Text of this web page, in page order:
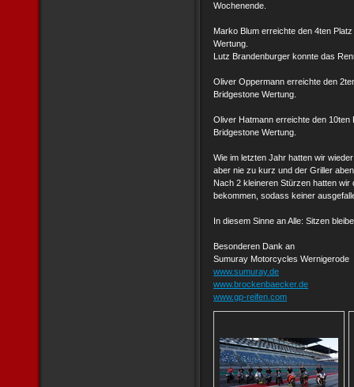
Wochenende.
Marko Blum erreichte den 4ten
Wertung.
Lutz Brandenburger konnte das
Oliver Oppermann erreichte den
Bridgestone Wertung.
Oliver Hatmann erreichte den 10ten
Bridgestone Wertung.
Wie im letzten Jahr hatten wir
aber nie zu kurz und der Griller
Nach 2 kleineren Stürzen hatten
bekommen, sodass keiner
In diesem Sinne an Alle: Sitzen
Besonderen Dank an
Sumuray Motorcycles Wernigerode
www.sumuray.de
www.brockenbaecker.de
www.gp-reifen.com